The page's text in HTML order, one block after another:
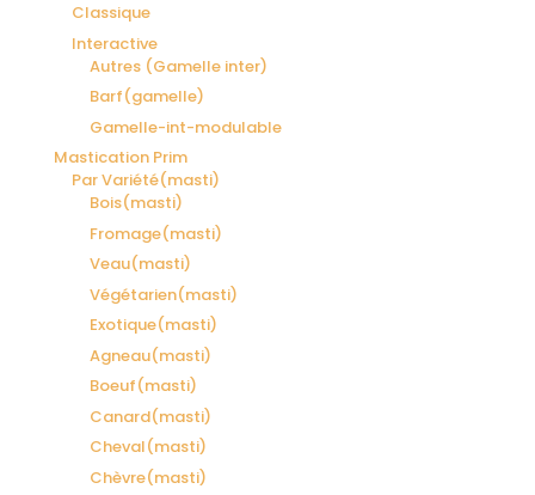
Classique
Interactive
Autres (Gamelle inter)
Barf(gamelle)
Gamelle-int-modulable
Mastication Prim
Par Variété(masti)
Bois(masti)
Fromage(masti)
Veau(masti)
Végétarien(masti)
Exotique(masti)
Agneau(masti)
Boeuf(masti)
Canard(masti)
Cheval(masti)
Chèvre(masti)